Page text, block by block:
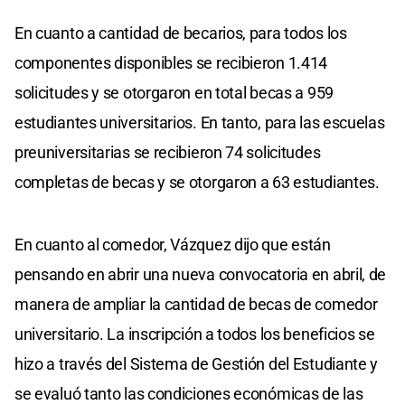
En cuanto a cantidad de becarios, para todos los
componentes disponibles se recibieron 1.414
solicitudes y se otorgaron en total becas a 959
estudiantes universitarios. En tanto, para las escuelas
preuniversitarias se recibieron 74 solicitudes
completas de becas y se otorgaron a 63 estudiantes.
En cuanto al comedor, Vázquez dijo que están
pensando en abrir una nueva convocatoria en abril, de
manera de ampliar la cantidad de becas de comedor
universitario. La inscripción a todos los beneficios se
hizo a través del Sistema de Gestión del Estudiante y
se evaluó tanto las condiciones económicas de las